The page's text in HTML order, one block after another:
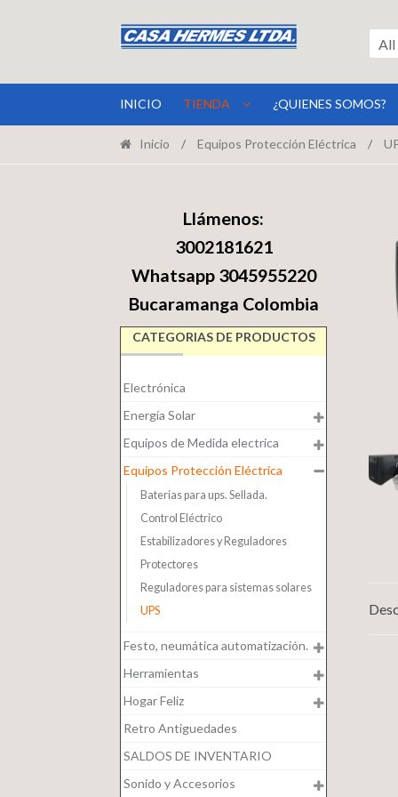
a
la
al
contenido
All
INICIO TIENDA ¿QUIENES SOMOS?
Inicio / Equipos Protección Eléctrica /
Llámenos:
3002181621
Whatsapp 3045955220
Bucaramanga Colombia
CATEGORIAS DE PRODUCTOS
Electrónica
Energía Solar
Equipos de Medida electrica
Equipos Protección Eléctrica
Baterias para ups. Sellada.
Control Eléctrico
Estabilizadores y Reguladores
Protectores
Reguladores para sistemas solares
UPS
Festo, neumática automatización.
Herramientas
Hogar Feliz
Retro Antiguedades
SALDOS DE INVENTARIO
Sonido y Accesorios